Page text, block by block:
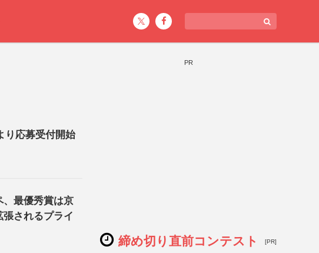
り応募受付開始
、最優秀賞は京
されるプライ
PR
締め切り直前コンテスト [PR]